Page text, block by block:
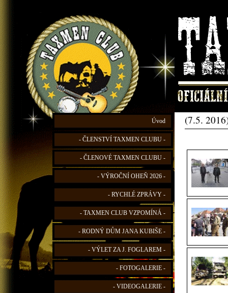
Úvod
- ČLENSTVÍ TAXMEN CLUBU -
- ČLENOVÉ TAXMEN CLUBU -
- VÝROČNÍ OHEŇ 2026 -
- RYCHLÉ ZPRÁVY -
- TAXMEN CLUB VZPOMÍNÁ -
- RODNÝ DŮM JANA KUBIŠE -
- VÝLET ZA J. FOGLAREM -
- FOTOGALERIE -
- VIDEOGALERIE -
(7.5.